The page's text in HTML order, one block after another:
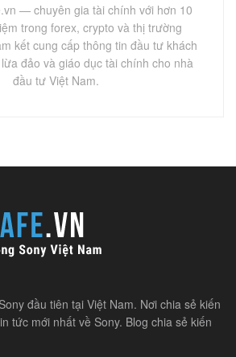
— chuyên gia tài chính với hơn 10
trong forex, crypto và thị trường
kết cung cấp thông tin đầu tư khách
đảo và giáo dục tài chính cho nhà
đầu tư Việt Nam.
đầu tiên tại Việt Nam. Nơi chia sẻ kiến
tức mới nhất về Sony. Blog chia sẻ kiến